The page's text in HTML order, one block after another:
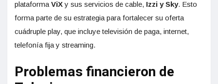
plataforma ViXy sus servicios de cable, Izzi y Sky. Esto
forma parte de su estrategia para fortalecer su oferta
cuádruple play, que incluye televisión de paga, internet,
telefonía fija y streaming.
Problemas financieron de